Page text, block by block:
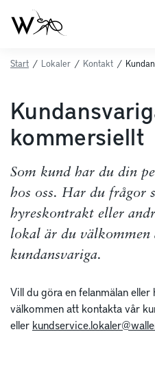
Start / Lokaler / Kontakt /
kommersiellt
Som kund har du din
hos oss. Har du frågor
hyreskontrakt eller
lokal är du
kundansvariga.
Vill du göra en felanmälan
välkommen att kontakta vår
eller